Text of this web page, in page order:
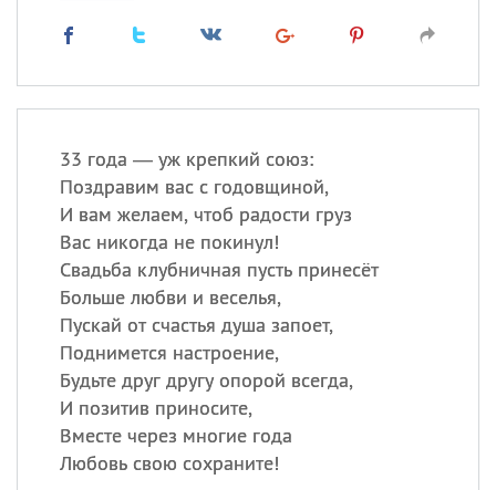
33 года — уж крепкий союз:
Поздравим вас с годовщиной,
И вам желаем, чтоб радости груз
Вас никогда не покинул!
Свадьба клубничная пусть принесёт
Больше любви и веселья,
Пускай от счастья душа запоет,
Поднимется настроение,
Будьте друг другу опорой всегда,
И позитив приносите,
Вместе через многие года
Любовь свою сохраните!